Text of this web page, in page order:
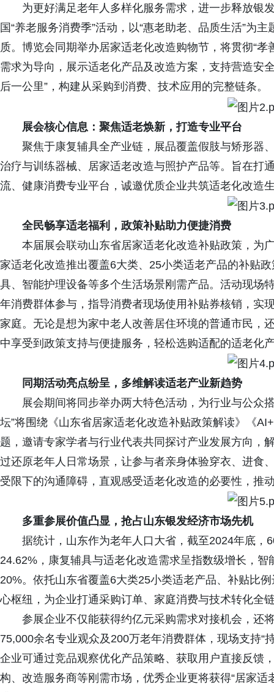
为更好满足老年人多样化服务需求，进一步释放银
国“养老服务消费季”活动，以“惠老助老、品质生活”为
质。博览会同期举办居家适老化改造购物节，将贯彻“
需求为导向，展示适老化产品及改造方案，支持营造安
后一公里”，构建从采购到消费、技术应用的完整链条。
展会核心信息：聚焦适老焕新，打造专业平台
聚焦于康复辅具全产业链，展品覆盖假肢与矫形器
治疗与训练器械、居家适老改造与照护产品等。旨在打
流、健康消费专业平台，诚邀优质企业共筑适老化改造
全民畅享适老福利，政策补贴助力便捷消费
本届展会联动山东省居家适老化改造补贴政策，为
家适老化改造推出覆盖6大类、25小类适老产品的补贴
具、智能护理设备等多个生活场景刚需产品。活动现场
年消费群体参与，指导消费者现场使用补贴券核销，实
家庭。无论是想为家中老人改善居住环境的普通市民，
中享受到政策支持与便捷服务，轻松选购适配的适老化
同期活动亮点纷呈，多维解读适老产业新趋势
展会期间将同步举办两大特色活动，为行业与公众
坛”将围绕《山东省居家适老化改造补贴政策解读》《
题，邀请专家学者与行业代表共同探讨产业发展方向，
过还原老年人日常场景，让参与者亲身体验穿衣、进食
受限下的沟通障碍，直观感受适老化改造的必要性，推
多重参展价值凸显，抢占山东银发经济市场先机
据统计，山东作为老年人口大省，截至2024年底，
24.62%，康复辅具与适老化改造需求呈指数级增长，
20%。依托山东省覆盖6大类25小类适老产品、补贴比
心枢纽，为企业打通采购订单、家庭消费与技术转化全
参展企业不仅能获得约亿元采购需求对接机会，还
75,000余名专业观众及200万老年消费群体，现场支持“
企业可通过竞品观察优化产品策略、获取用户直接反馈
构、改造服务商等刚需市场，优秀企业更将获得“居家